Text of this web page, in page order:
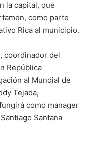
la capital, que
como parte
Rica al municipio.
coordinador del
República
al Mundial de
Tejada,
como manager
Santana